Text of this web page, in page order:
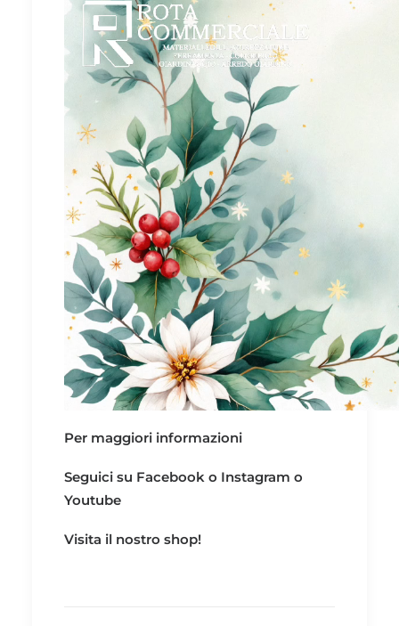
Per maggiori informazioni
Seguici su Facebook o Instagram o
Youtube
Visita il nostro shop!